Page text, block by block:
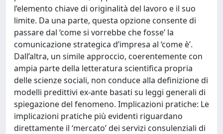
l’elemento chiave di originalità del lavoro e il suo
limite. Da una parte, questa opzione consente di
passare dal ‘come si vorrebbe che fosse’ la
comunicazione strategica d’impresa al ‘come è’.
Dall’altra, un simile approccio, coerentemente con
ampia parte della letteratura scientifica propria
delle scienze sociali, non conduce alla definizione di
modelli predittivi ex-ante basati su leggi generali di
spiegazione del fenomeno. Implicazioni pratiche: Le
implicazioni pratiche più evidenti riguardano
direttamente il ‘mercato’ dei servizi consulenziali di